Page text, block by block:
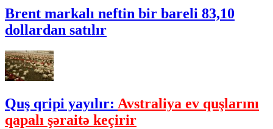
Brent markalı neftin bir bareli 83,10
dollardan satılır
Quş qripi yayılır: Avstraliya ev quşlarını
qapalı şəraitə keçirir